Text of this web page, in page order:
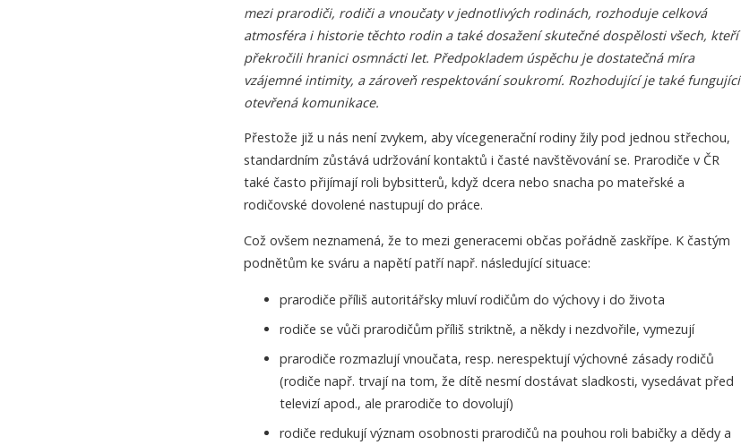
mezi prarodiči, rodiči a vnoučaty v jednotlivých rodinách, rozhoduje celková
atmosféra i historie těchto rodin a také dosažení skutečné dospělosti všech, kteří
překročili hranici osmnácti let. Předpokladem úspěchu je dostatečná míra
vzájemné intimity, a zároveň respektování soukromí. Rozhodující je také fungující
otevřená komunikace.
Přestože již u nás není zvykem, aby vícegenerační rodiny žily pod jednou střechou,
standardním zůstává udržování kontaktů i časté navštěvování se. Prarodiče v ČR
také často přijímají roli bybsitterů, když dcera nebo snacha po mateřské a
rodičovské dovolené nastupují do práce.
Což ovšem neznamená, že to mezi generacemi občas pořádně zaskřípe. K častým
podnětům ke sváru a napětí patří např. následující situace:
prarodiče příliš autoritářsky mluví rodičům do výchovy i do života
rodiče se vůči prarodičům příliš striktně, a někdy i nezdvořile, vymezují
prarodiče rozmazlují vnoučata, resp. nerespektují výchovné zásady rodičů
(rodiče např. trvají na tom, že dítě nesmí dostávat sladkosti, vysedávat před
televizí apod., ale prarodiče to dovolují)
rodiče redukují význam osobnosti prarodičů na pouhou roli babičky a dědy a